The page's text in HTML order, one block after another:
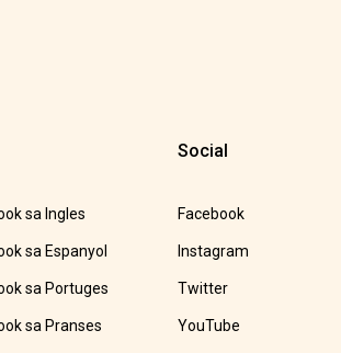
sa Ingles
sa Espanyol
sa Portuges
sa Pranses
Social
Facebook
Instagram
Twitter
YouTube